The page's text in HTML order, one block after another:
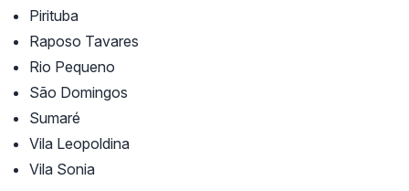
Pirituba
Raposo Tavares
Rio Pequeno
São Domingos
Sumaré
Vila Leopoldina
Vila Sonia